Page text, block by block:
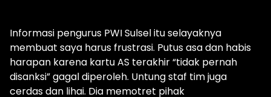
Informasi pengurus PWI Sulsel itu selayaknya
membuat saya harus frustrasi. Putus asa dan habis
harapan karena kartu AS terakhir “tidak pernah
disanksi” gagal diperoleh. Untung staf tim juga
cerdas dan lihai. Dia memotret pihak